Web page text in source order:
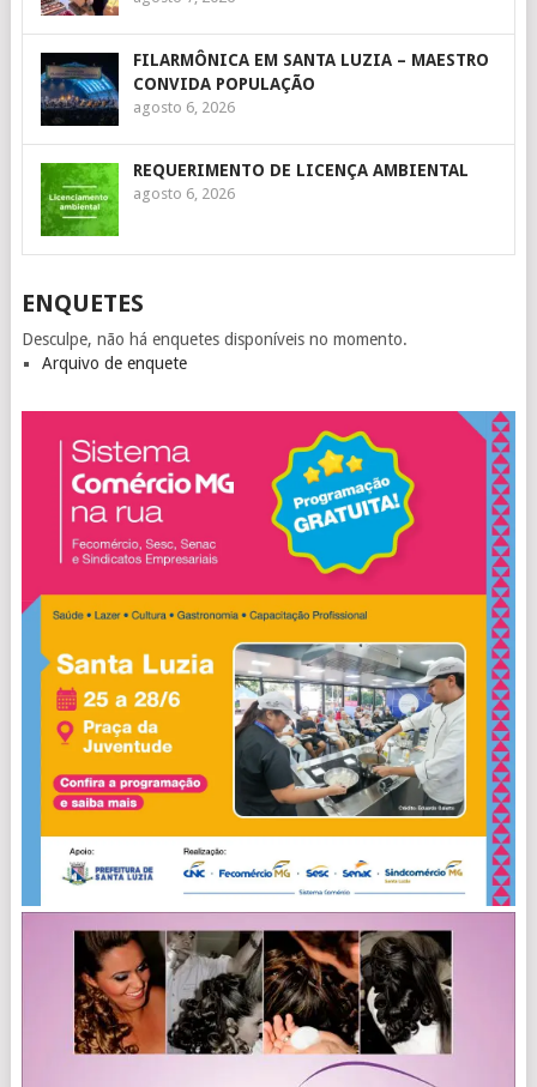
FILARMÔNICA EM SANTA LUZIA – MAESTRO
CONVIDA POPULAÇÃO
agosto 6, 2026
REQUERIMENTO DE LICENÇA AMBIENTAL
agosto 6, 2026
ENQUETES
Desculpe, não há enquetes disponíveis no momento.
Arquivo de enquete